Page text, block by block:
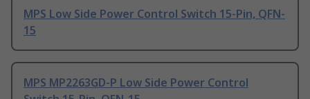
MPS Low Side Power Control Switch 15-Pin, QFN-
15
MPS MP2263GD-P Low Side Power Control